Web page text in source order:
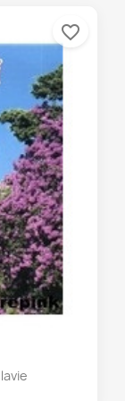
favorite_border